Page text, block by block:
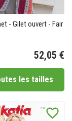
- Gilet ouvert - Fair
52,05 €
les tailles
favorite_border